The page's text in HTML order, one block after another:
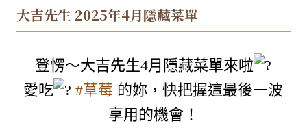
大吉先生 2025年4月隱藏菜單
登愣～大吉先生4月隱藏菜單來啦
愛吃
#草莓 的妳，快把握這最後一波
享用的機會！